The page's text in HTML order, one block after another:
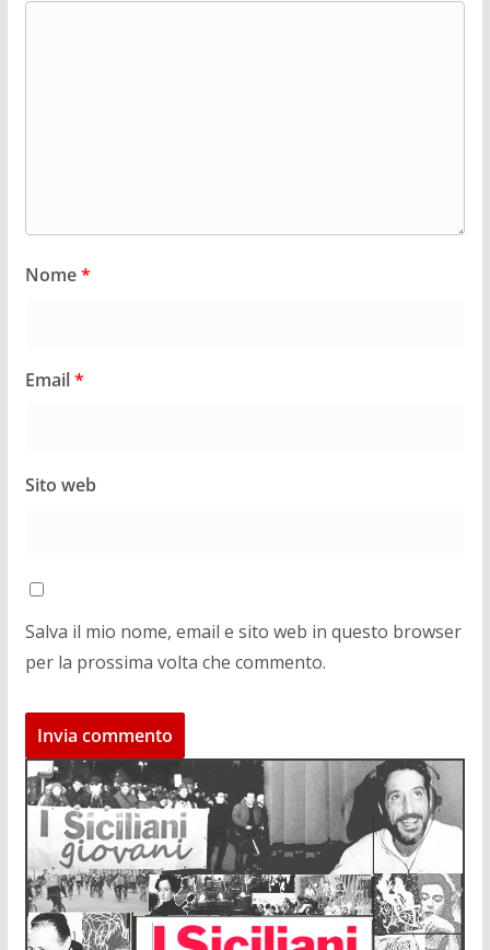
Nome*
Email*
Sito web
Salva il mio nome, email e sito web in questo browser
per la prossima volta che commento.